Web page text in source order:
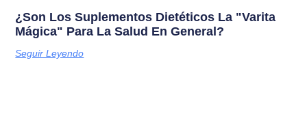
¿Son Los Suplementos Dietéticos La "varita
Mágica" Para La Salud En General?
Seguir Leyendo